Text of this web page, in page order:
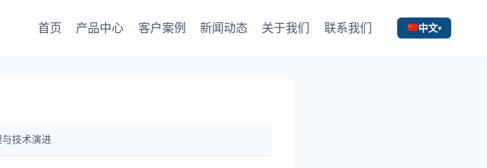
首页 产品中心 客户案例 新闻动态 关于我们 联系我们 中文
技术演进